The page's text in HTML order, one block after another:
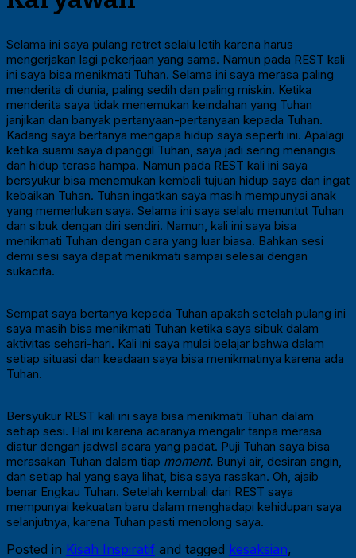
Selama ini saya pulang retret selalu letih karena harus
mengerjakan lagi pekerjaan yang sama. Namun pada REST kali
ini saya bisa menikmati Tuhan. Selama ini saya merasa paling
menderita di dunia, paling sedih dan paling miskin. Ketika
menderita saya tidak menemukan keindahan yang Tuhan
janjikan dan banyak pertanyaan-pertanyaan kepada Tuhan.
Kadang saya bertanya mengapa hidup saya seperti ini. Apalagi
ketika suami saya dipanggil Tuhan, saya jadi sering menangis
dan hidup terasa hampa. Namun pada REST kali ini saya
bersyukur bisa menemukan kembali tujuan hidup saya dan ingat
kebaikan Tuhan. Tuhan ingatkan saya masih mempunyai anak
yang memerlukan saya. Selama ini saya selalu menuntut Tuhan
dan sibuk dengan diri sendiri. Namun, kali ini saya bisa
menikmati Tuhan dengan cara yang luar biasa. Bahkan sesi
demi sesi saya dapat menikmati sampai selesai dengan
sukacita.
Sempat saya bertanya kepada Tuhan apakah setelah pulang ini
saya masih bisa menikmati Tuhan ketika saya sibuk dalam
aktivitas sehari-hari. Kali ini saya mulai belajar bahwa dalam
setiap situasi dan keadaan saya bisa menikmatinya karena ada
Tuhan.
Bersyukur REST kali ini saya bisa menikmati Tuhan dalam
setiap sesi. Hal ini karena acaranya mengalir tanpa merasa
diatur dengan jadwal acara yang padat. Puji Tuhan saya bisa
merasakan Tuhan dalam tiap moment. Bunyi air, desiran angin,
dan setiap hal yang saya lihat, bisa saya rasakan. Oh, ajaib
benar Engkau Tuhan. Setelah kembali dari REST saya
mempunyai kekuatan baru dalam menghadapi kehidupan saya
selanjutnya, karena Tuhan pasti menolong saya.
Posted in Kisah Inspiratif and tagged kesaksian,